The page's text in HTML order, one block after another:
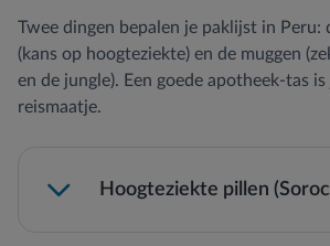
Nachtkleding / Pyjama.
Twee dingen bepalen je paklijst in Peru:
(kans op hoogteziekte) en de muggen
en de jungle). Een goede apotheek-tas is
reismaatje.
Hoogteziekte pillen